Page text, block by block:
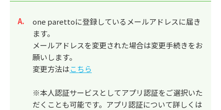
回答
one parettoに登録しているメールアドレスに届き
ます。
メールアドレスを変更された場合は変更手続きをお
願いします。
変更方法はこちら
※本人認証サービスとしてアプリ認証をご選択いた
だくことも可能です。アプリ認証について詳しくは